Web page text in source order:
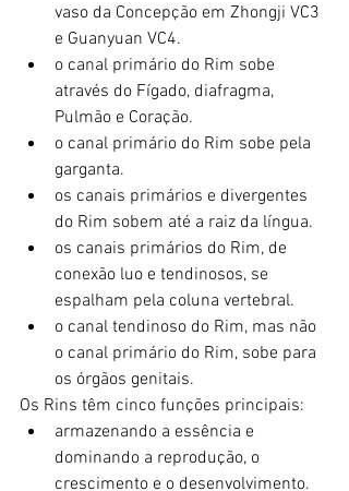
vaso da Concepção em Zhongji VC3
e Guanyuan VC4.
o canal primário do Rim sobe
através do Fígado, diafragma,
Pulmão e Coração.
o canal primário do Rim sobe pela
garganta.
os canais primários e divergentes
do Rim sobem até a raiz da língua.
os canais primários do Rim, de
conexão luo e tendinosos, se
espalham pela coluna vertebral.
o canal tendinoso do Rim, mas não
o canal primário do Rim, sobe para
os órgãos genitais.
Os Rins têm cinco funções principais:
armazenando a essência e
dominando a reprodução, o
crescimento e o desenvolvimento.